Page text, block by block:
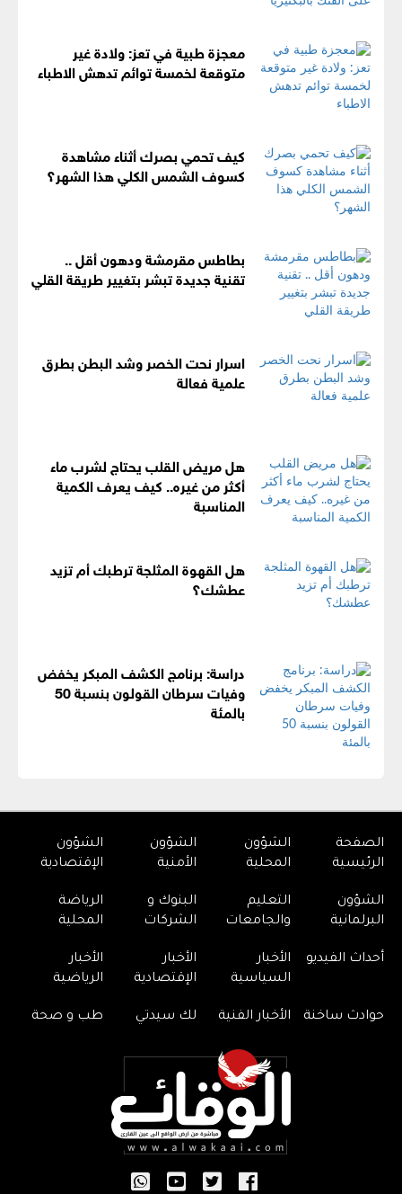
معجزة طبية في تعز: ولادة غير
متوقعة لخمسة توائم تدهش الاطباء
كيف تحمي بصرك أثناء مشاهدة
كسوف الشمس الكلي هذا الشهر؟
بطاطس مقرمشة ودهون أقل ..
تقنية جديدة تبشر بتغيير طريقة القلي
اسرار نحت الخصر وشد البطن بطرق
علمية فعالة
هل مريض القلب يحتاج لشرب ماء
أكثر من غيره.. كيف يعرف الكمية
المناسبة
هل القهوة المثلجة ترطبك أم تزيد
عطشك؟
دراسة: برنامج الكشف المبكر يخفض
وفيات سرطان القولون بنسبة 50
بالمئة
الصفحة
الرئيسية
الشؤون
المحلية
الشؤون
الأمنية
الشؤون
الإقتصادية
الشؤون
البرلمانية
التعليم
والجامعات
البنوك و
الشركات
الرياضة
المحلية
أحداث الفيديو
الأخبار
السياسية
الأخبار
الإقتصادية
الأخبار
الرياضية
حوادث ساخنة الأخبار الفنية لك سيدتي طب و صحة